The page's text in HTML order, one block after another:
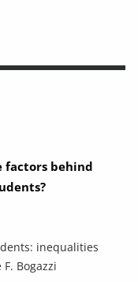
for New
factors behind
inequalities
Bogazzi